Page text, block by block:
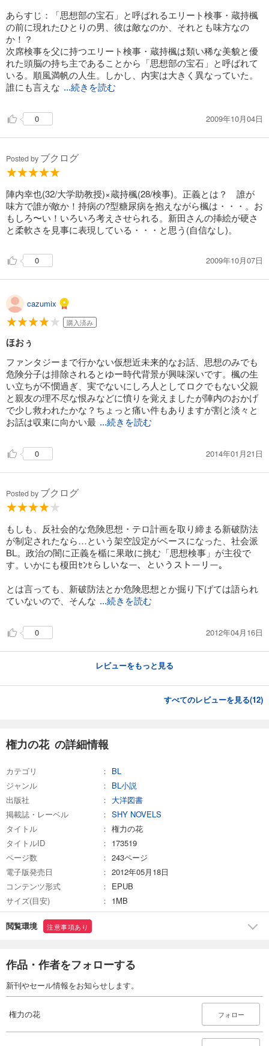
あらすじ：「思想部の宝石」と呼ばれるエリート検事・蔵持楓
の前に現れたひとりの男、彼は敵なのか、それとも味方なの
か！？
次席検事を父に持つエリート検事・蔵持楓は類い稀な美貌と優
れた頭脳の持ち主であることから「思想部の宝石」と呼ばれて
いる。順風満帆の人生。しかし、内実は大きく異なっていた。
誰にも言えな ...続きを読む
0 2009年10月04日
Posted by ブクログ
陣内幸也(32/大学助教授)×蔵持楓(28/検事)。正義とは？ 誰が
味方で誰が敵か！持病の?型糖尿病を抱えながら楓は・・・。お
もしろ〜い！いろいろ考えさせられる。新田さんの挿絵が硬さ
と柔軟さを見事に表現している・・・と思う(自信なし)。
0 2009年10月07日
cazumix
購入済み
ほおぅ
ファンタジーまで行かない仮想近未来的なお話、思想のみでも
危険分子は排除されるとゆー時代背景が興味深いです。楓の生
い立ちが不憫過ぎ、実でないにしろ人としてロクでもない父親
と親友の理不尽な恨みなどに憤りを覚えましたが陣内のおかげ
で少し救われたかな？ちょっと痛い件もありますが割と淡々と
お話は収束に向かい最 ...続きを読む
0 2014年01月21日
Posted by ブクログ
もしも、反社会的な危険思想・テロ計画を取り締まる新破防法
が制定されたなら…という架空設定がベースになった、社会派
BL。政治の闇に正義を楯に果敢に挑む「思想検事」が主役で
す。いかにも榎田ｾﾝｾらしいなー、というストーリー。
とは言っても、新破防法とか危険思想とか掘り下げては語られ
ていないので、そんな ...続きを読む
0 2012年04月16日
レビューをもっと見る
すべてのレビューを見る(12)
権力の花 の詳細情報
カテゴリ
BL
ジャンル
BL小説
出版社
大洋図書
掲載誌・レーベル
SHY NOVELS
タイトル
権力の花
タイトルID
173519
ページ数
243ページ
電子版発売日
2012年05月18日
コンテンツ形式
EPUB
サイズ(目安)
1MB
閲覧環境 注意事項あり
作品・作者をフォローする
新刊やセール情報をお知らせします。
権力の花 フォロー